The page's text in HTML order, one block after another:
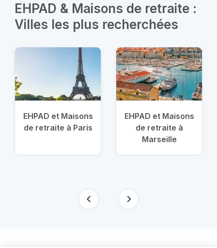
EHPAD & Maisons de retraite :
Villes les plus recherchées
EHPAD et Maisons
de retraite à Paris
EHPAD et Maisons
de retraite à
Marseille